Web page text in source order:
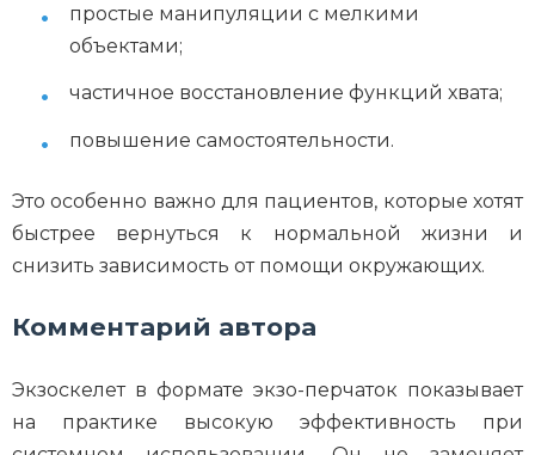
простые манипуляции с мелкими
объектами;
частичное восстановление функций хвата;
повышение самостоятельности.
Это особенно важно для пациентов, которые хотят
быстрее вернуться к нормальной жизни и
снизить зависимость от помощи окружающих.
Комментарий автора
Экзоскелет в формате экзо-перчаток показывает
на практике высокую эффективность при